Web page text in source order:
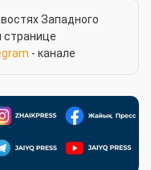
Западного
странице
- канале